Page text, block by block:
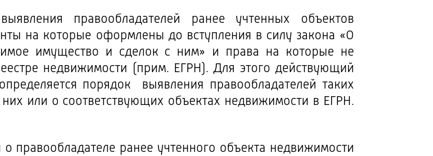
правообладателей ранее учтенных объектов
на которые оформлены до вступления в силу закона «О
имущество и сделок с ним» и права на которые не
недвижимости (прим. ЕГРН). Для этого действующий
порядок выявления правообладателей таких
или о соответствующих объектах недвижимости в ЕГРН.
правообладателе ранее учтенного объекта недвижимости